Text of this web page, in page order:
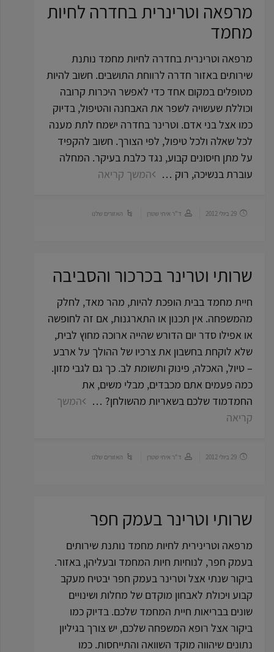
מרפאה וטרינרית בחדרה לחיות
מחמד
מרפאה וטרינרית בחדרה לחיות מחמד נותנת
שירותים באזור חדרה לרווחת התושבים. חשוב להיות
מטופלים במקום אחד כדי לאפשר היכרות קרובה
וכוללת שעשויה לשפר את האבחנה והטיפול, בדיוק
כמו אצל בני אדם. וטרינר בחדרה ישמח לתת מענה
לכל שאלה ולכל טיפול, לפי הצורך. חשוב להקפיד
על מתן חיסונים קבוע, נגד כלבת בעיקר. המחלה
עוברת בנשיכה, רוק …
המשך קריאה
29 ביולי 2012 ד"ר איתי שטרן האזורים שלנו
שרותי וטרינר בכרכור והסביבה
חיית מחמד בבית הופכת להיות, מהר מאד, לחלק
מהמשפחה. אין תכנון או התארגנות, אם זה לחופשה
או אפילו סדר יום הדורש שהייה ארוכה מחוץ לבית,
שלא לוקחת בחשבון את צרכיו של ההולך על ארבע
– טיול, האכלה, פינוק ותשומת לב. כך גם לגבי מזון.
כמה פעמים אתם מכבדים, מבלי משים, את
החמדמוד שלכם בשאריות מהשולחן? …
המשך
קריאה
29 ביולי 2012 ד"ר איתי שטרן האזורים שלנו
שרותי וטרינר בעמק חפר
מרפאה וטרינירית לחיות מחמד נותנת שירותים
בעמק חפר, לנוחיות חיות המחמד ובעליהן, באזור.
ביקור שנתי אצל וטרינר בעמק חפר יבטיח מעקב
קבוע ויכולת לאבחון מוקדם של מחלות ושינויים
שונים בבריאות חיית המחמד שלכם. בדיוק כמו
ביקור אצל רופא המשפחה שלכם, יש צורך בגיליון
נתונים שיהווה מוקד השוואה והתייחסות. כמו